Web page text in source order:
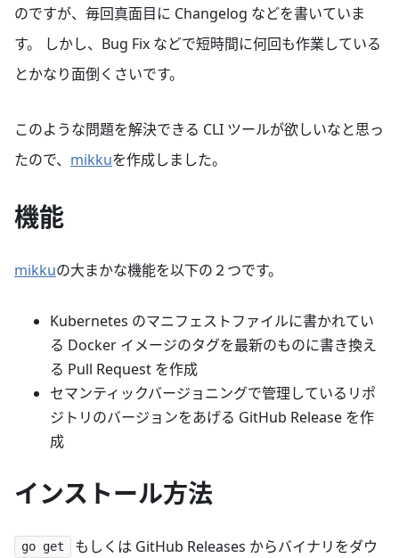
のですが、毎回真面目に Changelog などを書いていま
す。 しかし、Bug Fix などで短時間に何回も作業している
とかなり面倒くさいです。
このような問題を解決できる CLI ツールが欲しいなと思っ
たので、 mikkuを作成しました。
機能
mikkuの大まかな機能を以下の２つです。
Kubernetes のマニフェストファイルに書かれてい
る Docker イメージのタグを最新のものに書き換え
る Pull Request を作成
セマンティックバージョニングで管理しているリポ
ジトリのバージョンをあげる GitHub Release を作
成
インストール方法
go get
もしくは GitHub Releases からバイナリをダウ